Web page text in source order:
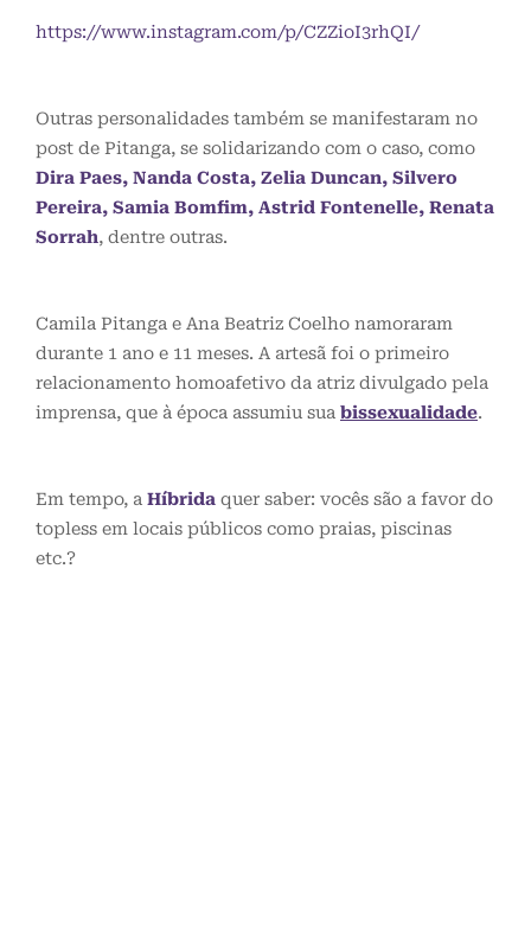
https://www.instagram.com/p/CZZioI3rhQI/
Outras personalidades também se manifestaram no
post de Pitanga, se solidarizando com o caso, como
Dira Paes, Nanda Costa, Zelia Duncan, Silvero
Pereira, Samia Bomfim, Astrid Fontenelle, Renata
Sorrah, dentre outras.
Camila Pitanga e Ana Beatriz Coelho namoraram
durante 1 ano e 11 meses. A artesã foi o primeiro
relacionamento homoafetivo da atriz divulgado pela
imprensa, que à época assumiu sua bissexualidade.
Em tempo, a Híbrida quer saber: vocês são a favor do
topless em locais públicos como praias, piscinas
etc.?